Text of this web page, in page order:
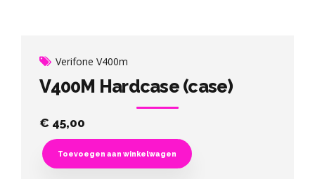
Verifone V400m
V400M Hardcase (case)
€ 45,00
Toevoegen aan winkelwagen